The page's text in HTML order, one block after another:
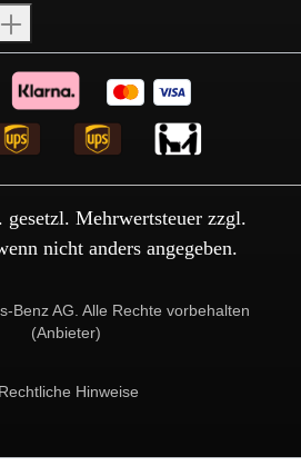
Mehrwertsteuer zzgl.
nicht anders angegeben.
Benz AG. Alle Rechte vorbehalten
(Anbieter)
Rechtliche Hinweise